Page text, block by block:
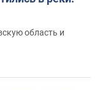
область и